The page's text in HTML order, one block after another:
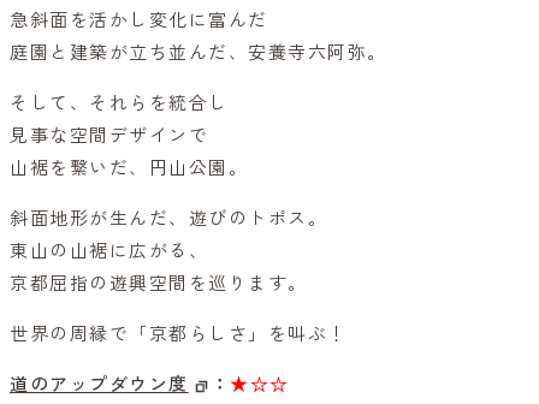
急斜面を活かし変化に富んだ
庭園と建築が立ち並んだ、安養寺六阿弥。
そして、それらを統合し
見事な空間デザインで
山裾を繋いだ、円山公園。
斜面地形が生んだ、遊びのトポス。
東山の山裾に広がる、
京都屈指の遊興空間を巡ります。
世界の周縁で「京都らしさ」を叫ぶ！
道のアップダウン度 ： ★☆☆